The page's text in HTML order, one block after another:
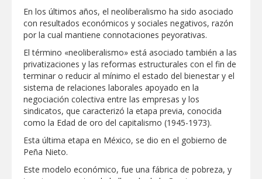
En los últimos años, el neoliberalismo ha sido asociado
con resultados económicos y sociales negativos, razón
por la cual mantiene connotaciones peyorativas.
El término «neoliberalismo» está asociado también a las
privatizaciones y las reformas estructurales con el fin de
terminar o reducir al mínimo el estado del bienestar y el
sistema de relaciones laborales apoyado en la
negociación colectiva entre las empresas y los
sindicatos, que caracterizó la etapa previa, conocida
como la Edad de oro del capitalismo (1945-1973).
Esta última etapa en México, se dio en el gobierno de
Peña Nieto.
Este modelo económico, fue una fábrica de pobreza, y